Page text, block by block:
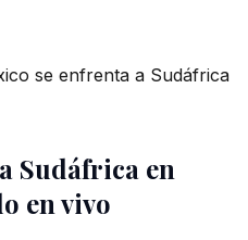
se enfrenta a Sudáfrica
Sudáfrica en
en vivo